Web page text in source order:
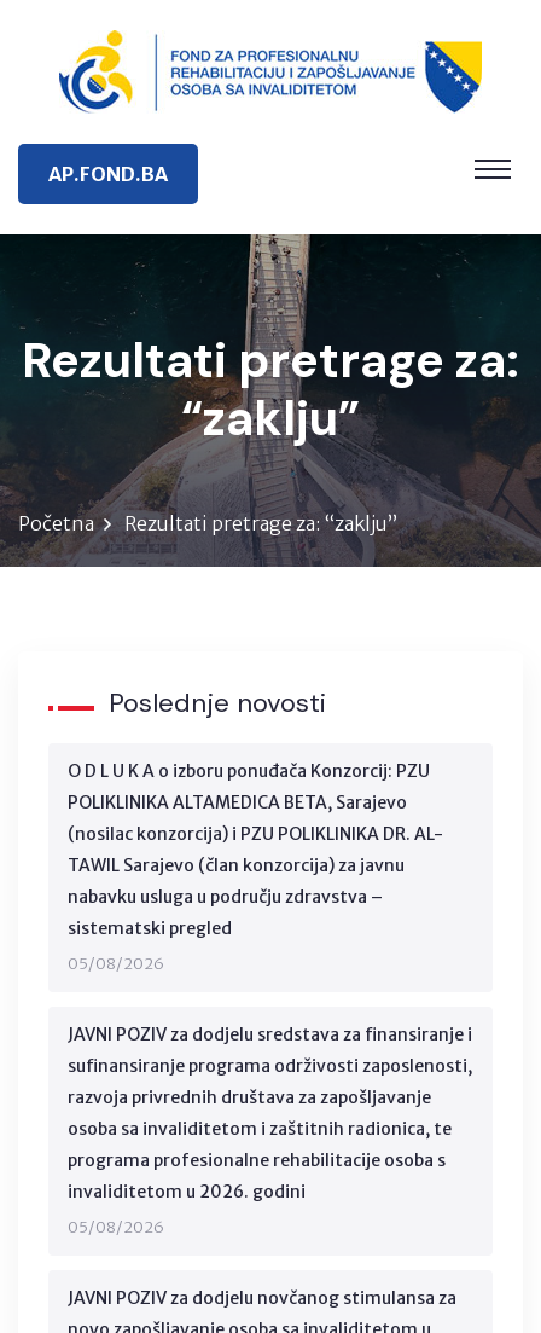
AP.FOND.BA
Rezultati pretrage za:
“zaklju”
Početna Rezultati pretrage za: “zaklju”
Poslednje novosti
O D L U K A o izboru ponuđača Konzorcij: PZU
POLIKLINIKA ALTAMEDICA BETA, Sarajevo
(nosilac konzorcija) i PZU POLIKLINIKA DR. AL-
TAWIL Sarajevo (član konzorcija) za javnu
nabavku usluga u području zdravstva –
sistematski pregled
05/08/2026
JAVNI POZIV za dodjelu sredstava za finansiranje i
sufinansiranje programa održivosti zaposlenosti,
razvoja privrednih društava za zapošljavanje
osoba sa invaliditetom i zaštitnih radionica, te
programa profesionalne rehabilitacije osoba s
invaliditetom u 2026. godini
05/08/2026
JAVNI POZIV za dodjelu novčanog stimulansa za